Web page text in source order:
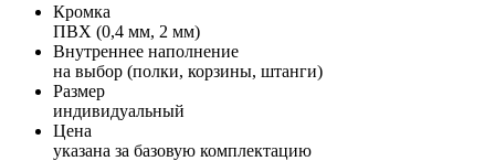
Кромка
ПВХ (0,4 мм, 2 мм)
Внутреннее наполнение
на выбор (полки, корзины, штанги)
Размер
индивидуальный
Цена
указана за базовую комплектацию